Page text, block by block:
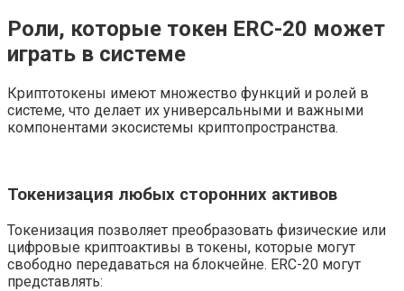
Роли, которые токен ERC-20 может
играть в системе
Криптотокены имеют множество функций и ролей в
системе, что делает их универсальными и важными
компонентами экосистемы криптопространства.
Токенизация любых сторонних активов
Токенизация позволяет преобразовать физические или
цифровые криптоактивы в токены, которые могут
свободно передаваться на блокчейне. ERC-20 могут
представлять: